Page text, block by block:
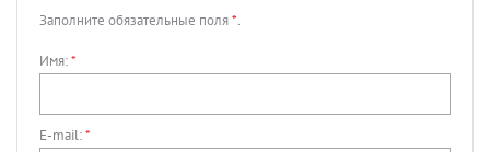
Заполните обязательные поля*.
Имя:*
E-mail:*